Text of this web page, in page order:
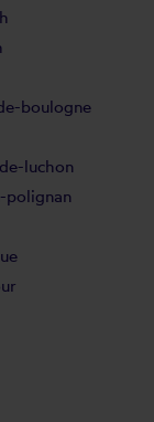
boulogne
luchon
polignan